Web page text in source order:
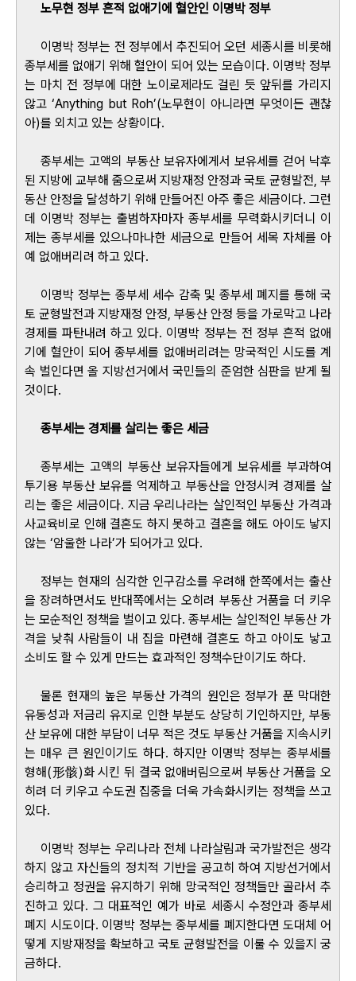
노무현 정부 흔적 없애기에 혈안인 이명박 정부
이명박 정부는 전 정부에서 추진되어 오던 세종시를 비롯해
종부세를 없애기 위해 혈안이 되어 있는 모습이다. 이명박 정부
는 마치 전 정부에 대한 노이로제라도 걸린 듯 앞뒤를 가리지
않고 ‘Anything but Roh’(노무현이 아니라면 무엇이든 괜찮
아)를 외치고 있는 상황이다.
종부세는 고액의 부동산 보유자에게서 보유세를 걷어 낙후
된 지방에 교부해 줌으로써 지방재정 안정과 국토 균형발전, 부
동산 안정을 달성하기 위해 만들어진 아주 좋은 세금이다. 그런
데 이명박 정부는 출범하자마자 종부세를 무력화시키더니 이
제는 종부세를 있으나마나한 세금으로 만들어 세목 자체를 아
예 없애버리려 하고 있다.
이명박 정부는 종부세 세수 감축 및 종부세 폐지를 통해 국
토 균형발전과 지방재정 안정, 부동산 안정 등을 가로막고 나라
경제를 파탄내려 하고 있다. 이명박 정부는 전 정부 흔적 없애
기에 혈안이 되어 종부세를 없애버리려는 망국적인 시도를 계
속 벌인다면 올 지방선거에서 국민들의 준엄한 심판을 받게 될
것이다.
종부세는 경제를 살리는 좋은 세금
종부세는 고액의 부동산 보유자들에게 보유세를 부과하여
투기용 부동산 보유를 억제하고 부동산을 안정시켜 경제를 살
리는 좋은 세금이다. 지금 우리나라는 살인적인 부동산 가격과
사교육비로 인해 결혼도 하지 못하고 결혼을 해도 아이도 낳지
않는 ‘암울한 나라’가 되어가고 있다.
정부는 현재의 심각한 인구감소를 우려해 한쪽에서는 출산
을 장려하면서도 반대쪽에서는 오히려 부동산 거품을 더 키우
는 모순적인 정책을 벌이고 있다. 종부세는 살인적인 부동산 가
격을 낮춰 사람들이 내 집을 마련해 결혼도 하고 아이도 낳고
소비도 할 수 있게 만드는 효과적인 정책수단이기도 하다.
물론 현재의 높은 부동산 가격의 원인은 정부가 푼 막대한
유동성과 저금리 유지로 인한 부분도 상당히 기인하지만, 부동
산 보유에 대한 부담이 너무 적은 것도 부동산 거품을 지속시키
는 매우 큰 원인이기도 하다. 하지만 이명박 정부는 종부세를
형해(形骸)화 시킨 뒤 결국 없애버림으로써 부동산 거품을 오
히려 더 키우고 수도권 집중을 더욱 가속화시키는 정책을 쓰고
있다.
이명박 정부는 우리나라 전체 나라살림과 국가발전은 생각
하지 않고 자신들의 정치적 기반을 공고히 하여 지방선거에서
승리하고 정권을 유지하기 위해 망국적인 정책들만 골라서 추
진하고 있다. 그 대표적인 예가 바로 세종시 수정안과 종부세
폐지 시도이다. 이명박 정부는 종부세를 폐지한다면 도대체 어
떻게 지방재정을 확보하고 국토 균형발전을 이룰 수 있을지 궁
금하다.